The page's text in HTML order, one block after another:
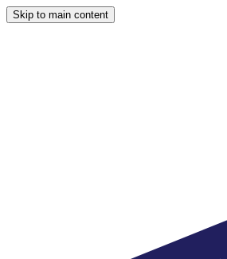
Skip to main content